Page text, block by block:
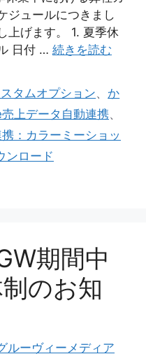
ジュールにつきまし
上げます。 1. 夏季休
日付 … 続きを読む
タムオプション、 か
上データ自動連携、
：カラーミーショッ
ンロード
期間中
のお知
ルーヴィーメディア